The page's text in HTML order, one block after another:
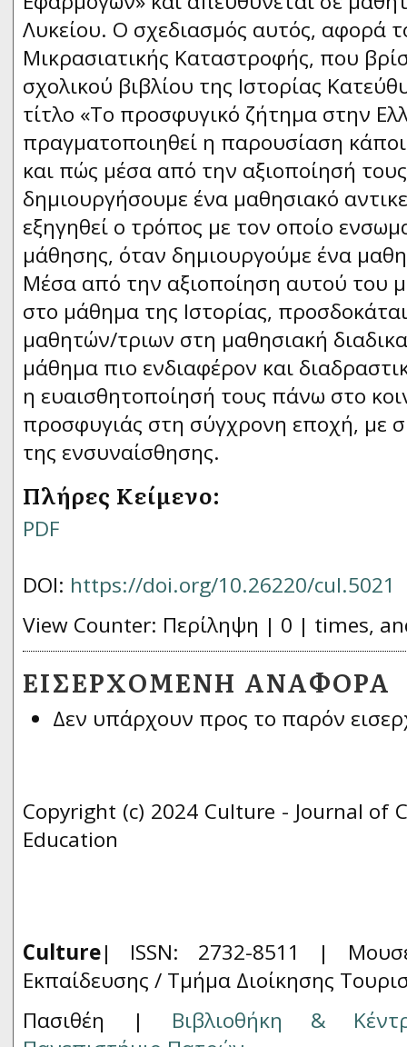
Λυκείου. Ο σχεδιασμός αυτός, αφορά
Μικρασιατικής Καταστροφής, που
σχολικού βιβλίου της Ιστορίας
τίτλο «Το προσφυγικό ζήτημα στην
πραγματοποιηθεί η παρουσίαση
και πώς μέσα από την αξιοποίησή
δημιουργήσουμε ένα μαθησιακό
εξηγηθεί ο τρόπος με τον οποίο
μάθησης, όταν δημιουργούμε ένα
Μέσα από την αξιοποίηση αυτού του
στο μάθημα της Ιστορίας,
μαθητών/τριων στη μαθησιακή
μάθημα πιο ενδιαφέρον και
η ευαισθητοποίησή τους πάνω στο
προσφυγιάς στη σύγχρονη εποχή, με
της ενσυναίσθησης.
Πλήρες Κείμενο:
PDF
DOI: https://doi.org/10.26220/cul.5021
View Counter: Περίληψη | 0 | times,
ΕΙΣΕΡΧΌΜΕΝΗ ΑΝΑΦΟΡΆ
Δεν υπάρχουν προς το παρόν
Copyright (c) 2024 Culture - Journal of
Education
Culture| ISSN: 2732-8511 |
Εκπαίδευσης / Τμήμα Διοίκησης
Πασιθέη | Βιβλιοθήκη &